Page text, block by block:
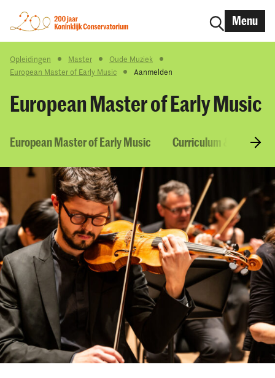
Menu
Opleidingen Master
Oude Muziek
European Master of Early Music
Aanmelden
European Master of Early Music
European Master of Early Music Curriculum & Courses